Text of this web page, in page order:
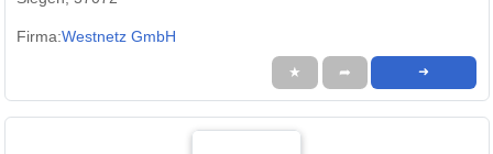
Firma:Westnetz GmbH
★ ➦ ➜